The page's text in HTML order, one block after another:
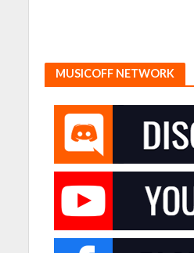
MUSICOFF NETWORK